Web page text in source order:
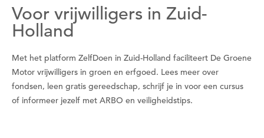
Voor vrijwilligers in Zuid-
Holland
Met het platform ZelfDoen in Zuid-Holland faciliteert De Groene
Motor vrijwilligers in groen en erfgoed. Lees meer over
fondsen, leen gratis gereedschap, schrijf je in voor een cursus
of informeer jezelf met ARBO en veiligheidstips.
een datum kiezen
Wil je nu een datum kiezen?